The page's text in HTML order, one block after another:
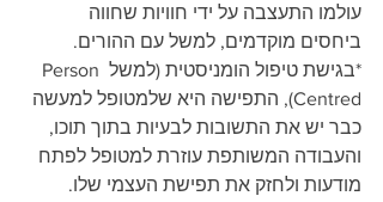
עולמו התעצבה על ידי חוויות שחווה
ביחסים מוקדמים, למשל עם ההורים.
*בגישת טיפול הומניסטית (למשל Person
Centred), התפישה היא שלמטופל למעשה
כבר יש את התשובות לבעיות בתוך תוכו,
והעבודה המשותפת עוזרת למטופל לפתח
מודעות ולחזק את תפישת העצמי שלו.